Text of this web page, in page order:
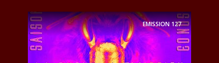
EMISSION127